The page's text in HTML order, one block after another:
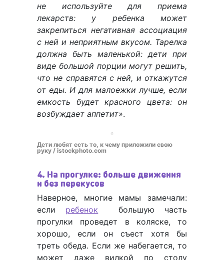
не используйте для приема
лекарств: у ребенка может
закрепиться негативная ассоциация
с ней и неприятным вкусом. Тарелка
должна быть маленькой: дети при
виде большой порции могут решить,
что не справятся с ней, и откажутся
от еды. И для малоежки лучше, если
емкость будет красного цвета: он
возбуждает аппетит».
Дети любят есть то, к чему приложили свою
руку / istockphoto.com
4. На прогулке: больше движения
и без перекусов
Наверное, многие мамы замечали:
если ребенок большую часть
прогулки проведет в коляске, то
хорошо, если он съест хотя бы
треть обеда. Если же набегается, то
может даже вилкой по столу